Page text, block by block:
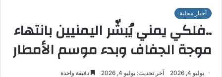
أخبار محلية
..فلكي يمني يُبشّر اليمنيين بانتهاء
موجة الجفاف وبدء موسم الأمطار
يوليو 4, 2026 آخر تحديث: يوليو 4, 2026 دقيقة واحدة